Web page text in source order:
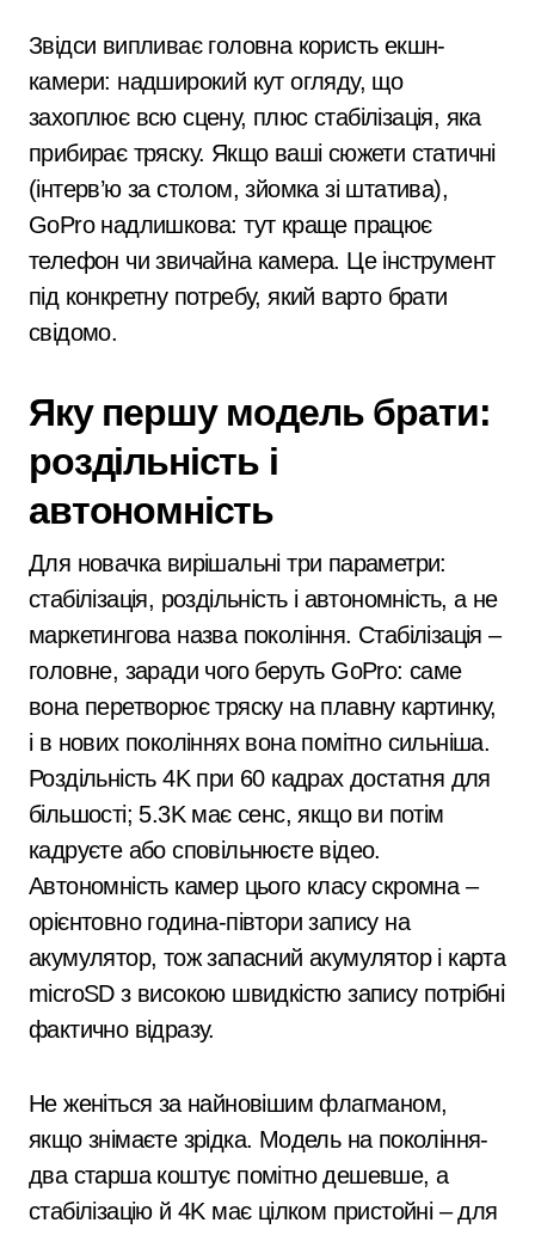
Звідси випливає головна користь екшн-
камери: надширокий кут огляду, що
захоплює всю сцену, плюс стабілізація, яка
прибирає тряску. Якщо ваші сюжети статичні
(інтерв’ю за столом, зйомка зі штатива),
GoPro надлишкова: тут краще працює
телефон чи звичайна камера. Це інструмент
під конкретну потребу, який варто брати
свідомо.
Яку першу модель брати:
роздільність і
автономність
Для новачка вирішальні три параметри:
стабілізація, роздільність і автономність, а не
маркетингова назва покоління. Стабілізація –
головне, заради чого беруть GoPro: саме
вона перетворює тряску на плавну картинку,
і в нових поколіннях вона помітно сильніша.
Роздільність 4K при 60 кадрах достатня для
більшості; 5.3K має сенс, якщо ви потім
кадруєте або сповільнюєте відео.
Автономність камер цього класу скромна –
орієнтовно година-півтори запису на
акумулятор, тож запасний акумулятор і карта
microSD з високою швидкістю запису потрібні
фактично відразу.
Не женіться за найновішим флагманом,
якщо знімаєте зрідка. Модель на покоління-
два старша коштує помітно дешевше, а
стабілізацію й 4K має цілком пристойні – для